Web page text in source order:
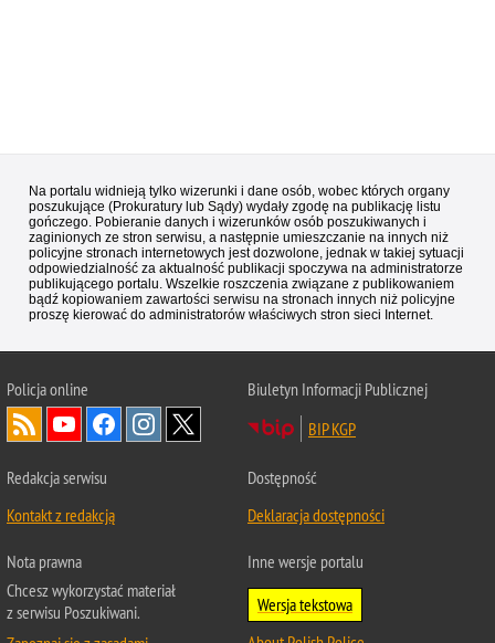
Na portalu widnieją tylko wizerunki i dane osób, wobec których organy
poszukujące (Prokuratury lub Sądy) wydały zgodę na publikację listu
gończego. Pobieranie danych i wizerunków osób poszukiwanych i
zaginionych ze stron serwisu, a następnie umieszczanie na innych niż
policyjne stronach internetowych jest dozwolone, jednak w takiej sytuacji
odpowiedzialność za aktualność publikacji spoczywa na administratorze
publikującego portalu. Wszelkie roszczenia związane z publikowaniem
bądź kopiowaniem zawartości serwisu na stronach innych niż policyjne
proszę kierować do administratorów właściwych stron sieci Internet.
Policjaonline
Biuletyn Informacji Publicznej
BIP KGP
Redakcja serwisu
Kontakt z redakcją
Dostępność
Deklaracja dostępności
Nota prawna
Chcesz wykorzystać materiał
z serwisu Poszukiwani.
Inne wersje portalu
Wersja tekstowa